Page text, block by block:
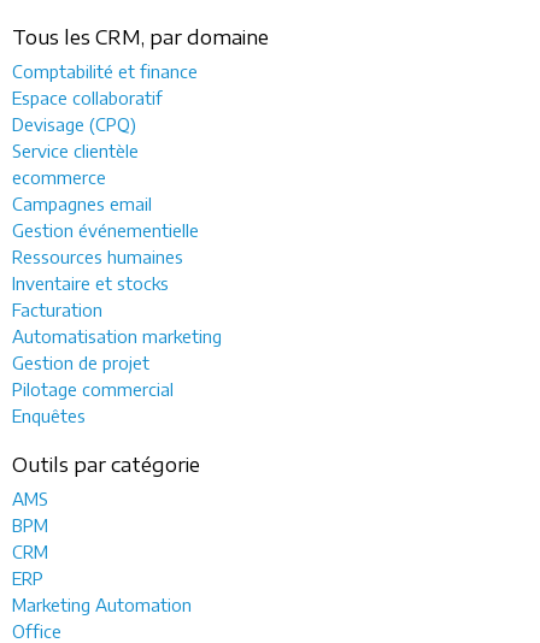
Tous les CRM, par domaine
Comptabilité et finance
Espace collaboratif
Devisage (CPQ)
Service clientèle
ecommerce
Campagnes email
Gestion événementielle
Ressources humaines
Inventaire et stocks
Facturation
Automatisation marketing
Gestion de projet
Pilotage commercial
Enquêtes
Outils par catégorie
AMS
BPM
CRM
ERP
Marketing Automation
Office